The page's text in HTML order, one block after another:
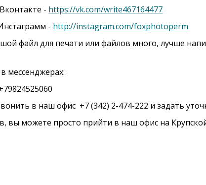
- https://vk.com/write467164477
- http://instagram.com/foxphotoperm
файл для печати или файлов много, лучше
мессенджерах:
в наш офис +7 (342) 2-474-222 и задать
вы можете просто прийти в наш офис на